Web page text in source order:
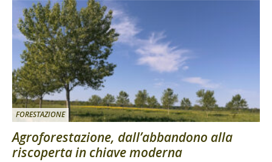
FORESTAZIONE
Agroforestazione, dall’abbandono alla
riscoperta in chiave moderna